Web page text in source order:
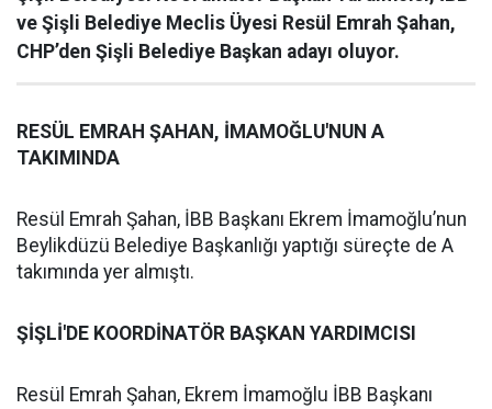
ve Şişli Belediye Meclis Üyesi Resül Emrah Şahan,
CHP’den Şişli Belediye Başkan adayı oluyor.
RESÜL EMRAH ŞAHAN, İMAMOĞLU'NUN A
TAKIMINDA
Resül Emrah Şahan, İBB Başkanı Ekrem İmamoğlu’nun
Beylikdüzü Belediye Başkanlığı yaptığı süreçte de A
takımında yer almıştı.
ŞİŞLİ'DE KOORDİNATÖR BAŞKAN YARDIMCISI
Resül Emrah Şahan, Ekrem İmamoğlu İBB Başkanı